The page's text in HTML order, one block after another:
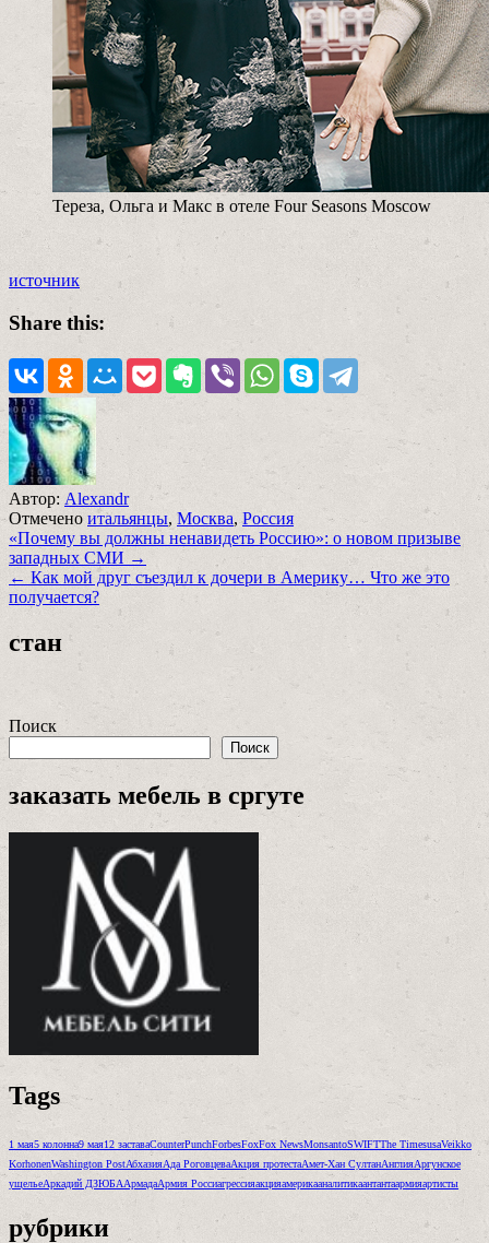
Тереза, Ольга и Макс в отеле Four Seasons Moscow
источник
Share this:
Автор: Alexandr
Отмечено итальянцы, Москва,Россия
Навигация
по
записям
«Почему вы должны ненавидеть Россию»: о новом призыве
западных СМИ →
← Как мой друг съездил к дочери в Америку… Что же это
получается?
стан
Поиск
Поиск
заказать мебель в сргуте
Tags
1 мая5 колонна9 мая12 заставаCounterPunchForbesFoxFox NewsMonsantoSWIFTThe TimesusaVeikko
KorhonenWashington PostАбхазияАда РоговцеваАкция протестаАмет-Хан СултанАнглияАргунское
ущельеАркадий ДЗЮБААрмадаАрмия Россиагрессияакцияамерикааналитикаантантаармияартисты
рубрики